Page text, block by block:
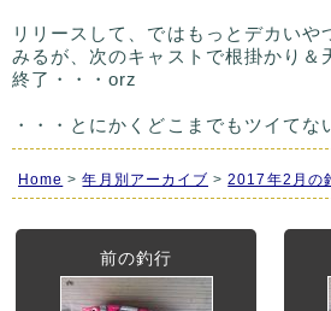
リリースして、ではもっとデカいや
みるが、次のキャストで根掛かり＆
終了・・・orz
・・・とにかくどこまでもツイてな
Home >年月別アーカイブ >2017年2月の
前の釣行